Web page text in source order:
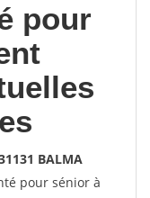
pour
BALMA
pour sénior à